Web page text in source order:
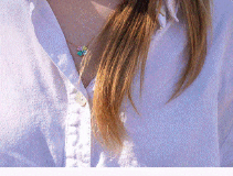
Ultime Notizie